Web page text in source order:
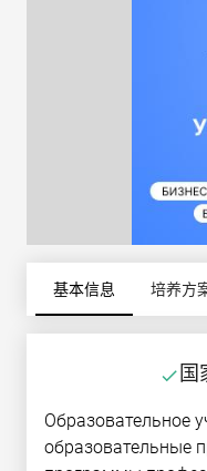
基本信息 培养方
done 国
Образовательное
образовательные